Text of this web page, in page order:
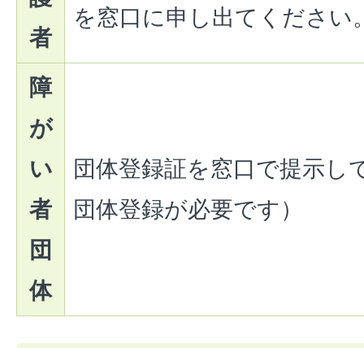
者
を窓口に申し出てください
障
が
い
者
団
体
団体登録証を窓口で提示し
団体登録が必要です）